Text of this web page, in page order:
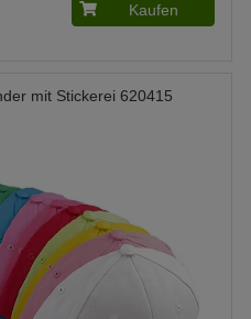
Kaufen
mit Stickerei 620415